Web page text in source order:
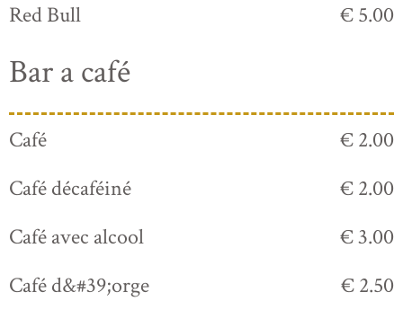
Red Bull
€ 5.00
Bar a café
Café
€ 2.00
Café décaféiné
€ 2.00
Café avec alcool
€ 3.00
Café d&#39;orge
€ 2.50